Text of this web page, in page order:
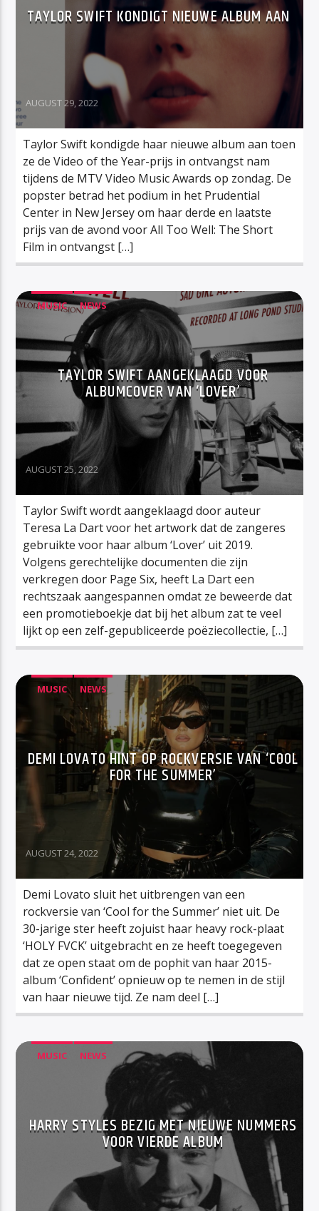
TAYLOR SWIFT KONDIGT NIEUWE ALBUM AAN
AUGUST 29, 2022
Taylor Swift kondigde haar nieuwe album aan toen
ze de Video of the Year-prijs in ontvangst nam
tijdens de MTV Video Music Awards op zondag. De
popster betrad het podium in het Prudential
Center in New Jersey om haar derde en laatste
prijs van de avond voor All Too Well: The Short
Film in ontvangst […]
MUSIC NEWS
TAYLOR SWIFT AANGEKLAAGD VOOR
ALBUMCOVER VAN ‘LOVER’
AUGUST 25, 2022
Taylor Swift wordt aangeklaagd door auteur
Teresa La Dart voor het artwork dat de zangeres
gebruikte voor haar album ‘Lover’ uit 2019.
Volgens gerechtelijke documenten die zijn
verkregen door Page Six, heeft La Dart een
rechtszaak aangespannen omdat ze beweerde dat
een promotieboekje dat bij het album zat te veel
lijkt op een zelf-gepubliceerde poëziecollectie, […]
MUSIC NEWS
DEMI LOVATO HINT OP ROCKVERSIE VAN ‘COOL
FOR THE SUMMER’
AUGUST 24, 2022
Demi Lovato sluit het uitbrengen van een
rockversie van ‘Cool for the Summer’ niet uit. De
30-jarige ster heeft zojuist haar heavy rock-plaat
‘HOLY FVCK’ uitgebracht en ze heeft toegegeven
dat ze open staat om de pophit van haar 2015-
album ‘Confident’ opnieuw op te nemen in de stijl
van haar nieuwe tijd. Ze nam deel […]
MUSIC NEWS
HARRY STYLES BEZIG MET NIEUWE NUMMERS
VOOR VIERDE ALBUM